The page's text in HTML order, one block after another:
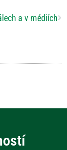
a v médiích